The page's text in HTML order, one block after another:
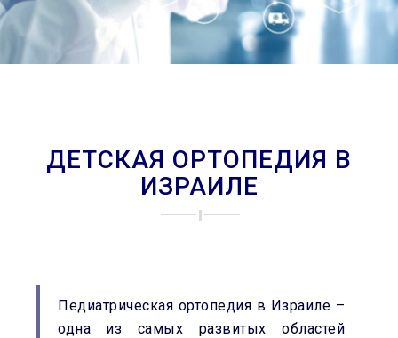
ДЕТСКАЯ ОРТОПЕДИЯ В
ИЗРАИЛЕ
Педиатрическая ортопедия в Израиле –
одна из самых развитых областей